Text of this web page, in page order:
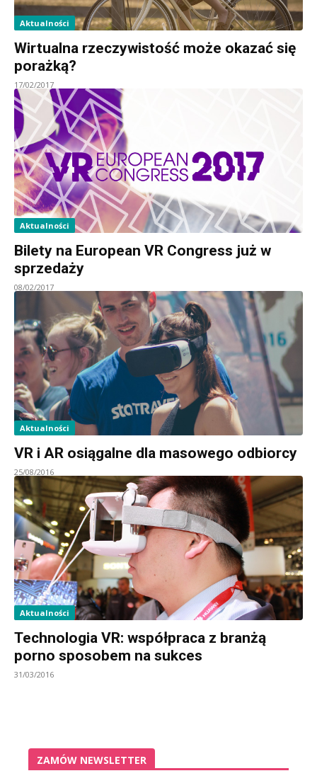
Aktualności
Wirtualna rzeczywistość może okazać się
porażką?
17/02/2017
Aktualności
Bilety na European VR Congress już w
sprzedaży
08/02/2017
Aktualności
VR i AR osiągalne dla masowego odbiorcy
25/08/2016
Aktualności
Technologia VR: współpraca z branżą
porno sposobem na sukces
31/03/2016
ZAMÓW NEWSLETTER